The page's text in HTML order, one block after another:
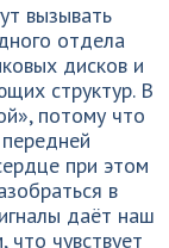
вызывать
отдела
дисков и
структур. В
потому что
при этом
в
даёт наш
что чувствует